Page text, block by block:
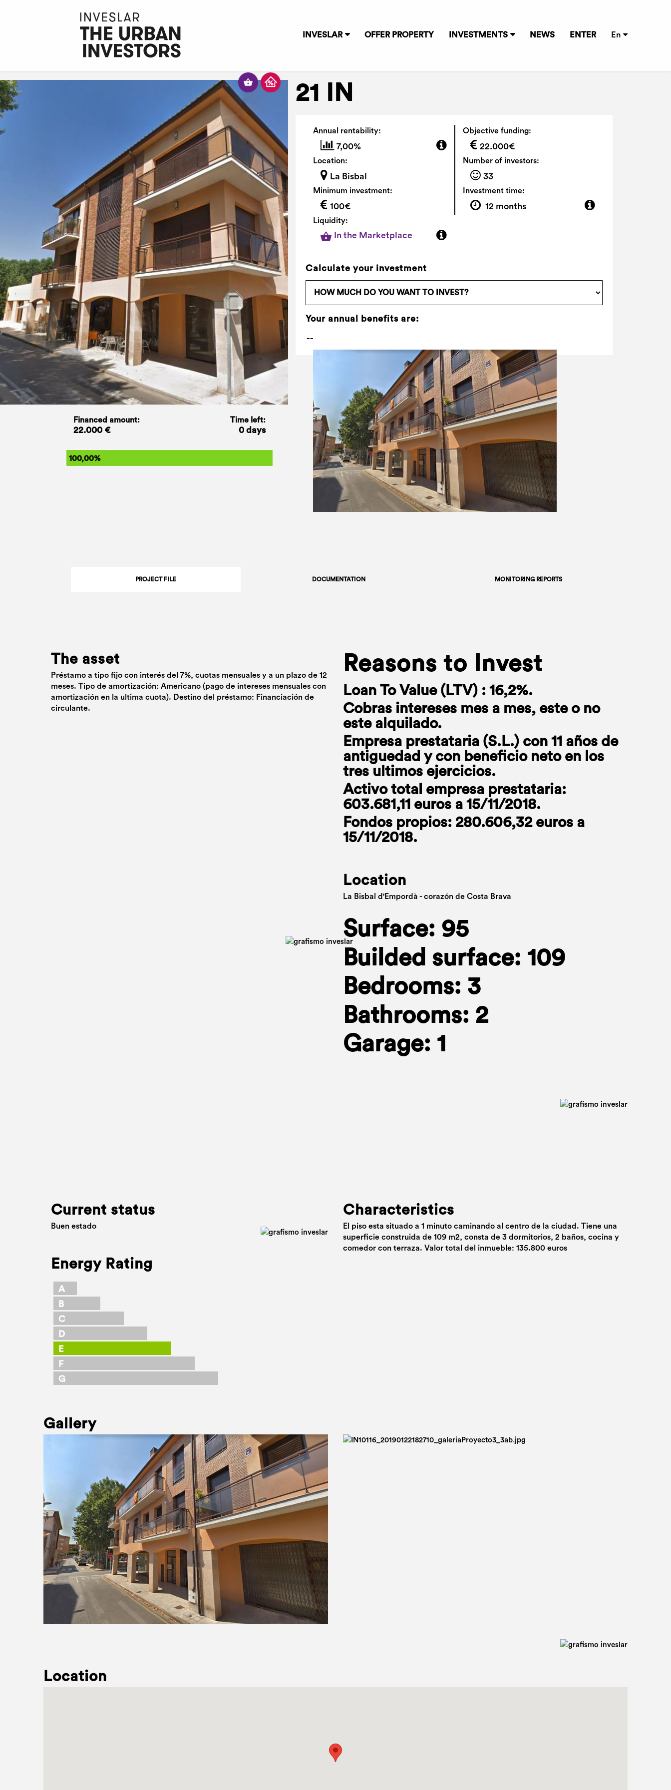
INVESLAR OFFER PROPERTY INVESTMENTS NEWS ENTER En
21 IN
Annual rentability:
7,00%
Location:
La Bisbal
Minimum investment:
100€
Liquidity:
In the Marketplace
Objective funding:
22.000€
Number of investors:
33
Investment time:
12 months
Calculate your investment
Your annual benefits are:
Financed amount:
22.000 €
Time left:
0 days
100,00%
PROJECT FILE DOCUMENTATION MONITORING REPORTS
The asset
Préstamo a tipo fijo con interés del 7%, cuotas mensuales y a un plazo de 12
meses. Tipo de amortización: Americano (pago de intereses mensuales con
amortización en la ultima cuota). Destino del préstamo: Financiación de
circulante.
Reasons to Invest
Loan To Value (LTV) : 16,2%.
Cobras intereses mes a mes, este o no
este alquilado.
Empresa prestataria (S.L.) con 11 años de
antiguedad y con beneficio neto en los
tres ultimos ejercicios.
Activo total empresa prestataria:
603.681,11 euros a 15/11/2018.
Fondos propios: 280.606,32 euros a
15/11/2018.
Location
La Bisbal d'Empordà - corazón de Costa Brava
Surface: 95
Builded surface: 109
Bedrooms: 3
Bathrooms: 2
Garage: 1
Current status
Buen estado
Energy Rating
A
B
C
D
E
F
G
Characteristics
El piso esta situado a 1 minuto caminando al centro de la ciudad. Tiene una
superficie construida de 109 m2, consta de 3 dormitorios, 2 baños, cocina y
comedor con terraza. Valor total del inmueble: 135.800 euros
Gallery
Location